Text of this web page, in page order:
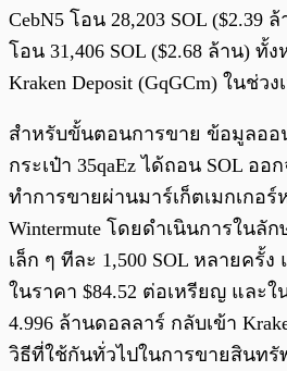
CebN5 โอน 28,203 SOL ($2.39
โอน 31,406 SOL ($2.68 ล้าน) ทั้
Kraken Deposit (GqGCm) ในช่ว
สำหรับขั้นตอนการขาย ข้อมูลออ
กระเป๋า 35qaEz ได้ถอน SOL ออ
ทำการขายผ่านมาร์เก็ตเมกเกอร์
Wintermute โดยดำเนินการในลั
เล็ก ๆ ทีละ 1,500 SOL หลายครั้ง
ในราคา $84.52 ต่อเหรียญ และ
4.996 ล้านดอลลาร์ กลับเข้า
วิธีที่ใช้กันทั่วไปในการขายสินท